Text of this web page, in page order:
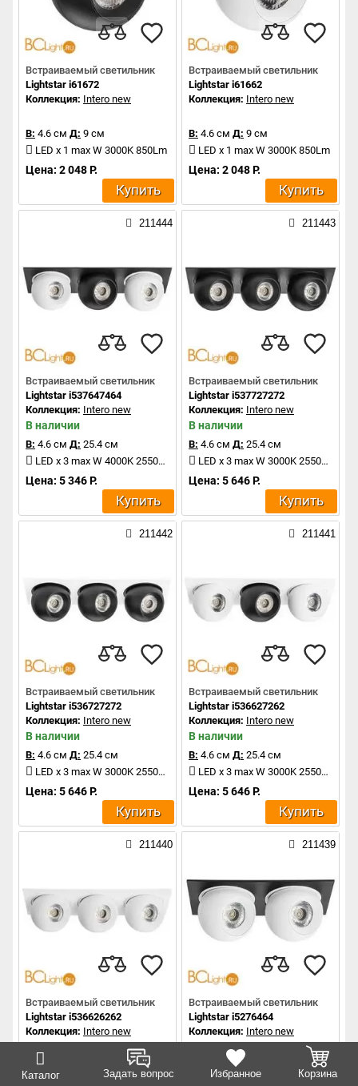
Каталог Задать вопрос Избранное Корзина
Встраиваемый светильник
Lightstar i61672
Коллекция: Intero new
В: 4.6 см Д: 9 см
LED x 1 max W 3000K 850Lm
Цена: 2 048 Р.
Купить
Встраиваемый светильник
Lightstar i61662
Коллекция: Intero new
В: 4.6 см Д: 9 см
LED x 1 max W 3000K 850Lm
Цена: 2 048 Р.
Купить
211444
Встраиваемый светильник
Lightstar i537647464
Коллекция: Intero new
В наличии
В: 4.6 см Д: 25.4 см
LED x 3 max W 4000K 2550Lm
Цена: 5 346 Р.
Купить
211443
Встраиваемый светильник
Lightstar i537727272
Коллекция: Intero new
В наличии
В: 4.6 см Д: 25.4 см
LED x 3 max W 3000K 2550Lm
Цена: 5 646 Р.
Купить
211442
Встраиваемый светильник
Lightstar i536727272
Коллекция: Intero new
В наличии
В: 4.6 см Д: 25.4 см
LED x 3 max W 3000K 2550Lm
Цена: 5 646 Р.
Купить
211441
Встраиваемый светильник
Lightstar i536627262
Коллекция: Intero new
В наличии
В: 4.6 см Д: 25.4 см
LED x 3 max W 3000K 2550Lm
Цена: 5 646 Р.
Купить
211440
Встраиваемый светильник
Lightstar i536626262
Коллекция: Intero new
В наличии
4.6 см
LED x 3 max W 3000K 2550Lm
211439
Встраиваемый светильник
Lightstar i5276464
Коллекция: Intero new
В наличии
4.6 см Д:
LED x 2 max W 4000K 1700Lm